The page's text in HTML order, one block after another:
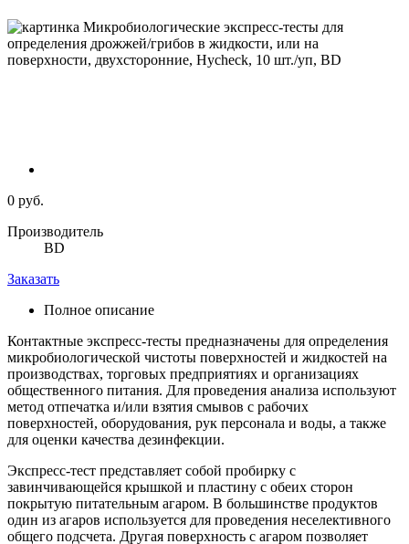
0 руб.
Производитель
BD
Заказать
Полное описание
Контактные экспресс-тесты предназначены для определения
микробиологической чистоты поверхностей и жидкостей на
производствах, торговых предприятиях и организациях
общественного питания. Для проведения анализа используют
метод отпечатка и/или взятия смывов с рабочих
поверхностей, оборудования, рук персонала и воды, а также
для оценки качества дезинфекции.
Экспресс-тест представляет собой пробирку с
завинчивающейся крышкой и пластину с обеих сторон
покрытую питательным агаром. В большинстве продуктов
один из агаров используется для проведения неселективного
общего подсчета. Другая поверхность с агаром позволяет